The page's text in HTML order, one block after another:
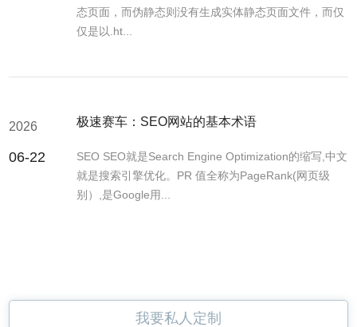
态页面，而伪静态则没有生成实体静态页面文件，而仅
仅是以.ht...
2026
06-22
极速赛车：SEO网站的基本术语
SEO SEO就是Search Engine Optimization的缩写,中文
就是搜索引擎优化。PR 值全称为PageRank(网页级
别）,是Google用...
我要私人定制